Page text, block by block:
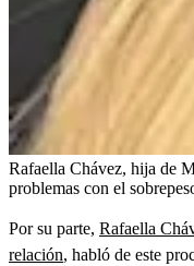
Rafaella Chávez, hija de
problemas con el
Por su parte, Rafaella
relación, habló de este